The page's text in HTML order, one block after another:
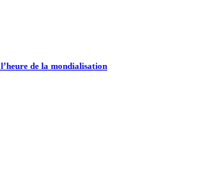
de la mondialisation